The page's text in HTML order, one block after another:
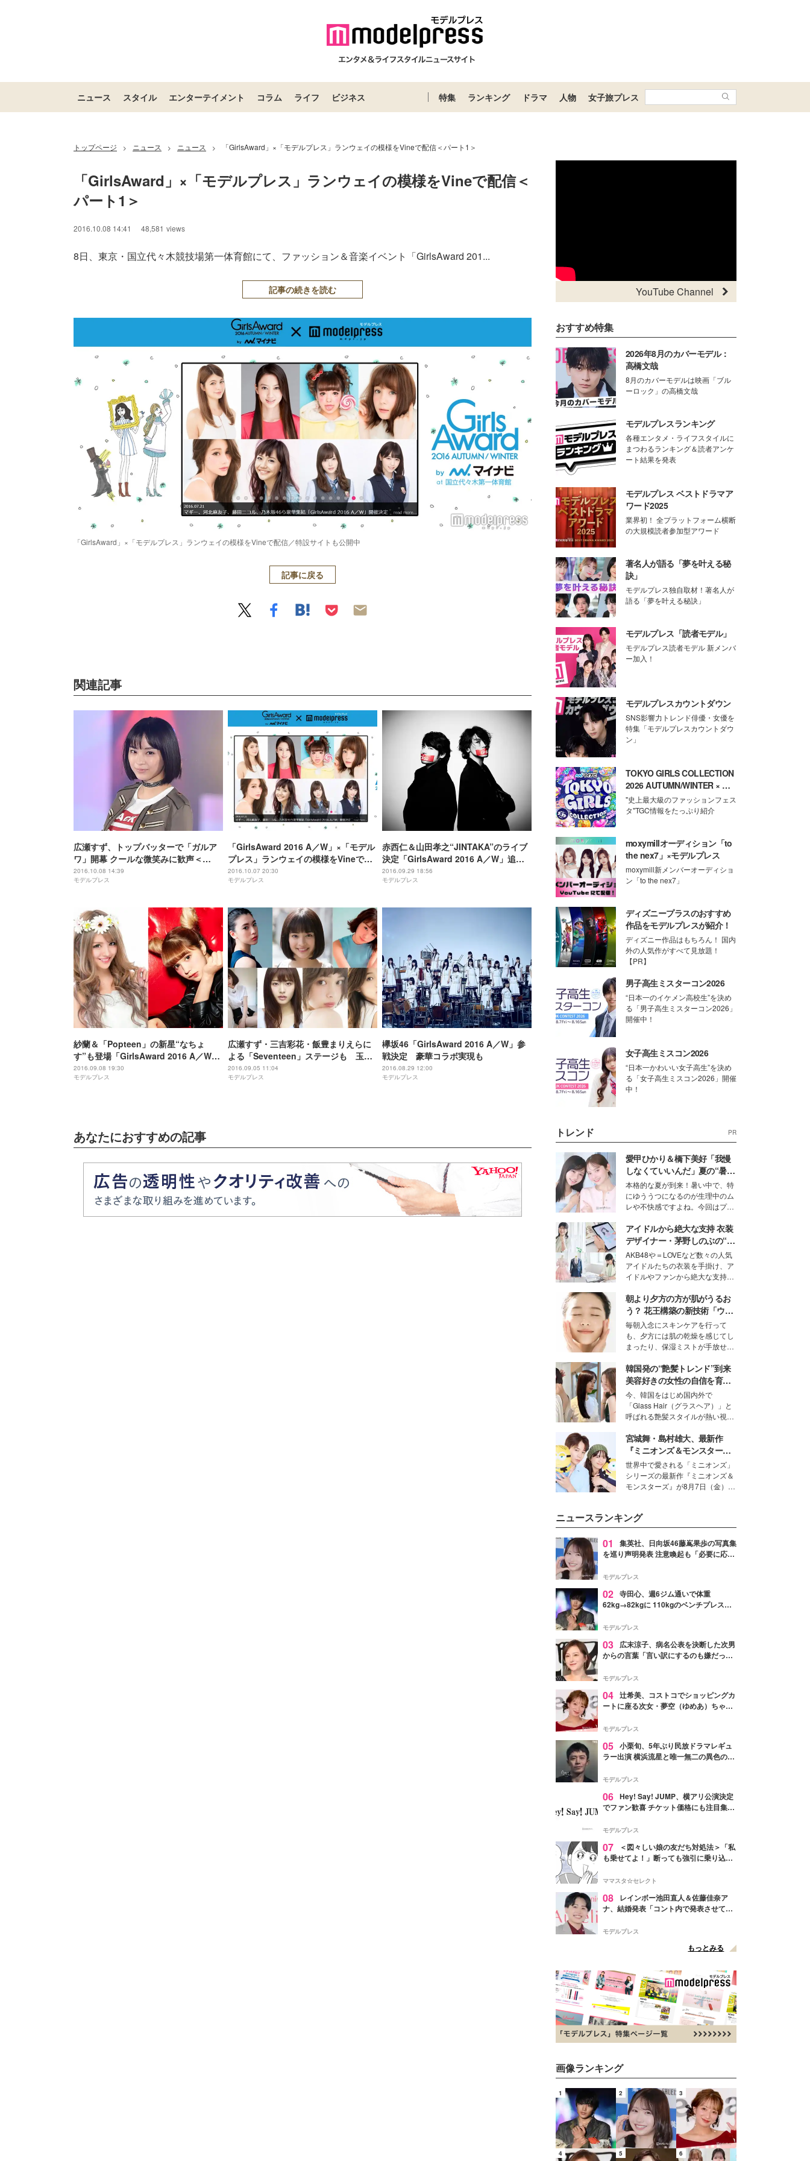
ニュース スタイル エンターテイメント コラム ライフ ビジネス 特集 ランキング ドラマ 人物 女子旅プレス
トップページ > ニュース > ニュース > 「GirlsAward」×「モデルプレス」ランウェイの模様をVineで配信＜パート1＞
「GirlsAward」×「モデルプレス」ランウェイの模様をVineで配信＜
パート1＞
2016.10.08 14:41 48,581 views
8日、東京・国立代々木競技場第一体育館にて、ファッション＆音楽イベント「GirlsAward 201...
記事の続きを読む
「GirlsAward」×「モデルプレス」ランウェイの模様をVineで配信／特設サイトも公開中
Loaded:
83.55%
記事に戻る
関連記事
広瀬すず、トップバッターで「ガルア
ワ」開幕 クールな微笑みに歓声＜
GirlsAward 2016 A／W＞
2016.10.08 14:39
モデルプレス
「GirlsAward 2016 A／W」×「モデル
プレス」ランウェイの模様をVineで配
信
2016.10.07 20:30
モデルプレス
赤西仁＆山田孝之“JINTAKA”のライブ
決定「GirlsAward 2016 A／W」追加
出演者発表
2016.09.29 18:56
モデルプレス
紗蘭＆「Popteen」の新星“なちょ
す”も登場「GirlsAward 2016 A／W」
追加出演者発表
2016.09.08 19:30
モデルプレス
広瀬すず・三吉彩花・飯豊まりえらに
よる「Seventeen」ステージも 玉城
ティナ・朝比奈彩も「GirlsAward
2016 A／W」出演決定
2016.09.05 11:04
モデルプレス
欅坂46「GirlsAward 2016 A／W」参
戦決定 豪華コラボ実現も
2016.08.29 12:00
モデルプレス
あなたにおすすめの記事
YouTube Channel
おすすめ特集
2026年8月のカバーモデル：
高橋文哉
8月のカバーモデルは映画「ブル
ーロック」の高橋文哉
モデルプレスランキング
各種エンタメ・ライフスタイルに
まつわるランキング＆読者アンケ
ート結果を発表
モデルプレス ベストドラマア
ワード2025
業界初！ 全プラットフォーム横断
の大規模読者参加型アワード
著名人が語る「夢を叶える秘
訣」
モデルプレス独自取材！著名人が
語る「夢を叶える秘訣」
モデルプレス「読者モデル」
モデルプレス読者モデル 新メンバ
ー加入！
モデルプレスカウントダウン
SNS影響力トレンド俳優・女優を
特集「モデルプレスカウントダウ
ン」
TOKYO GIRLS COLLECTION
2026 AUTUMN/WINTER × モ
デルプレス
"史上最大級のファッションフェス
タ"TGC情報をたっぷり紹介
moxymillオーディション「to
the nex7」×モデルプレス
moxymill新メンバーオーディショ
ン「to the nex7」
ディズニープラスのおすすめ
作品をモデルプレスが紹介！
ディズニー作品はもちろん！ 国内
外の人気作がすべて見放題！
【PR】
男子高生ミスターコン2026
“日本一のイケメン高校生”を決め
る「男子高生ミスターコン2026」
開催中！
女子高生ミスコン2026
“日本一かわいい女子高生”を決め
る「女子高生ミスコン2026」開催
中！
トレンド PR
愛甲ひかり＆橋下美好「我慢
しなくていいんだ」夏の“暑さ
対策”の新しい選択肢とは？
本格的な夏が到来！暑い中で、特
にゆううつになるのが生理中のム
レや不快感ですよね。今回はプラ
モデル・愛甲ひかりさんと橋下美
好さんを迎えて本音で女子会トー
ク。猛暑のお出かけを快適に過ご
すヒントや、2人が感動した夏の
生理の新常識にも迫りました。
アイドルから絶大な支持 衣装
デザイナー・茅野しのぶの“可
愛い”を作る美学＜「シチズン
クロスシー」インタビュー＞
AKB48や＝LOVEなど数々の人気
アイドルたちの衣装を手掛け、ア
イドルやファンから絶大な支持を
取締役兼クリエイティブディレク
ター・茅野しのぶ。一人ひとりの
個性に寄り添い、魅力を引き出す
衣装作りは、多くの女性たちに勇
気と自信を与え続けている。
朝より夕方の方が肌がうるお
う？ 花王構築の新技術「ウォ
ーターキャプチャリングスキ
ン（捕水肌）」がスキンケア
の常識を変える予感
毎朝入念にスキンケアを行って
も、夕方には肌の乾燥を感じてし
まったり、保湿ミストが手放せな
な美容の常識を大きく変える可能
性を秘めた、革新的な「Water
Capturing Skin（ウォーターキャ
プチャリングスキン：捕水肌）」
技術を、花王が構築した。
韓国発の“艶髪トレンド”到来
美容好きの女性の自信を育む
「ヘアケア事情」って？
今、韓国をはじめ国内外で
「Glass Hair（グラスヘア）」と
呼ばれる艶髪スタイルが熱い視線
ションの完成度を高めるベースと
して、“髪そのものの美しさ”に改
めて注目する人が増えている様
子。今回は、そんな憧れの艶やか
な髪を日常で叶える、美容好きの
女性たちのヘアケア事情を紹介し
宮城舞・島村雄大、最新作
『ミニオンズ＆モンスター
ズ』の魅力熱弁 ハチャメチャ
だけじゃない“友情と絆”に感
動
世界中で愛される「ミニオンズ」
シリーズの最新作『ミニオンズ＆
モンスターズ』が8月7日（金）に
デルの宮城舞と島村雄大の特別対
談をお届け！それぞれの視点か
ら、今作ならではの魅力や予想外
の感動をもたらす奥深いストーリ
た。
ニュースランキング
01
集英社、日向坂46藤嶌果歩の写真集
を巡り声明発表 注意喚起も「必要に応じ
モデルプレス
02 寺田心、週6ジム通いで体重
62kg→82kgに 110kgのベンチプレス持
「かっこいい」と反響
モデルプレス
03
広末涼子、病名公表を決断した次男
からの言葉「言い訳にするのも嫌だっ
モデルプレス
04 辻希美、コストコでショッピングカ
ートに座る次女・夢空（ゆめあ）ちゃん
ぎ」「成長を感じる」の声
モデルプレス
05 小栗旬、5年ぶり民放ドラマレギュ
ラー出演 横浜流星と唯一無二の異色のバ
モデルプレス
06 Hey! Say! JUMP、横アリ公演決定
でファン歓喜 チケット価格にも注目集ま
モデルプレス
07
＜図々しい娘の友だち対処法＞「私
も乗せてよ！」断っても強引に乗り込ん
ママスタ☆セレクト
08
レインボー池田直人＆佐藤佳奈ア
ナ、結婚発表「コント内で発表させてい
点変更のため
モデルプレス
もっとみる
画像ランキング
1 2 3
4 5 6